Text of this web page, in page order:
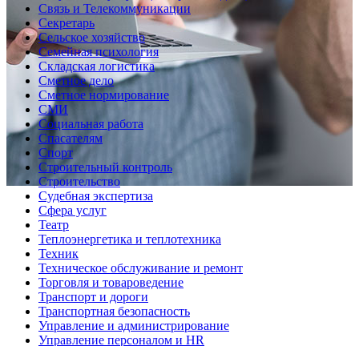
Связь и Телекоммуникации
Секретарь
Сельское хозяйство
Семейная психология
Складская логистика
Сметное дело
Сметное нормирование
СМИ
Социальная работа
Спасателям
Спорт
Строительный контроль
Строительство
Судебная экспертиза
Сфера услуг
Театр
Теплоэнергетика и теплотехника
Техник
Техническое обслуживание и ремонт
Торговля и товароведение
Транспорт и дороги
Транспортная безопасность
Управление и администрирование
Управление персоналом и HR